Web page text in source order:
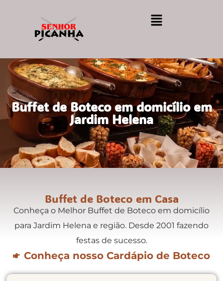
Buffet de Boteco em domicílio em
Jardim Helena
Buffet de Boteco em Casa
Conheça o Melhor Buffet de Boteco em domicílio
para Jardim Helena e região. Desde 2001 fazendo
festas de sucesso.
Conheça nosso Cardápio de Boteco